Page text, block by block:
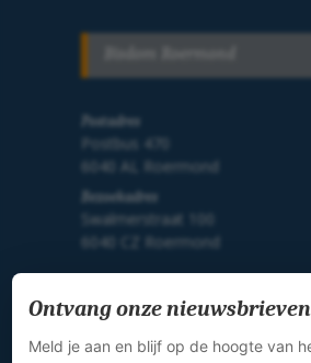
Postadres
Postbus 470
6040 AL Roermond
Bezoekadres
Swalmerstraat 100
6040 CZ Roermond
Telefoon
E:info@bisdom-roermond.nl
Ontvang onze nieuwsbrieven
Meld je aan en blijf op de hoogte van